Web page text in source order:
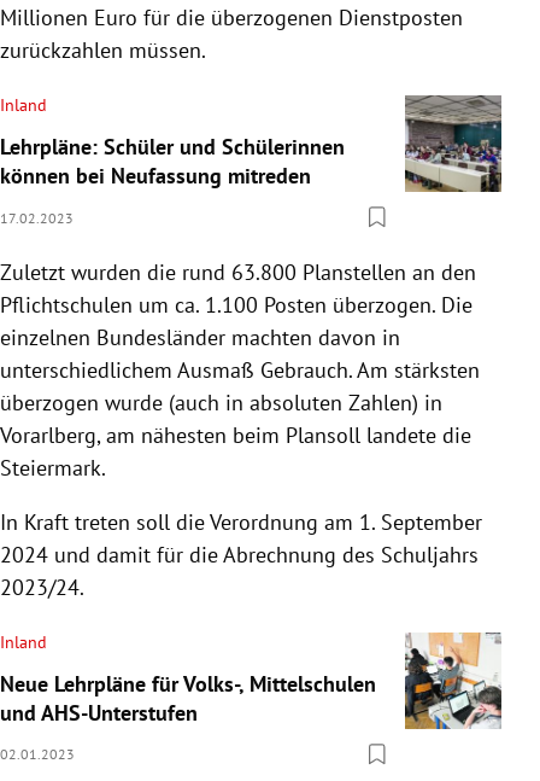
Millionen Euro für die überzogenen Dienstposten
zurückzahlen müssen.
Inland
Lehrpläne: Schüler und Schülerinnen
können bei Neufassung mitreden
17.02.2023
Zuletzt wurden die rund 63.800 Planstellen an den
Pflichtschulen um ca. 1.100 Posten überzogen. Die
einzelnen Bundesländer machten davon in
unterschiedlichem Ausmaß Gebrauch. Am stärksten
überzogen wurde (auch in absoluten Zahlen) in
Vorarlberg, am nähesten beim Plansoll landete die
Steiermark.
In Kraft treten soll die Verordnung am 1. September
2024 und damit für die Abrechnung des Schuljahrs
2023/24.
Inland
Neue Lehrpläne für Volks-, Mittelschulen
und AHS-Unterstufen
02.01.2023